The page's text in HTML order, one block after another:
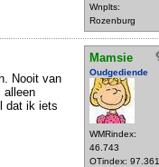
Wnplts:
Rozenburg
Mamsie
Oudgediende
WMRindex:
46.743
OTindex: 97.361
Nooit van
alleen
dat ik iets